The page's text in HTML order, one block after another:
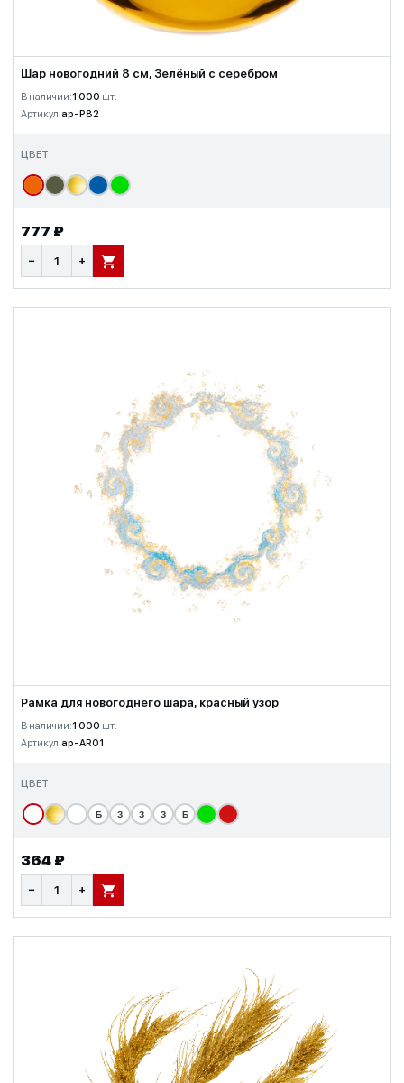
Шар новогодний 8 см, Зелёный с серебром
В наличии:1 000 шт.
Артикул:ap-P82
ЦВЕТ
777 ₽
− + В КОРЗИНУ
Рамка для новогоднего шара, красный узор
В наличии:1 000 шт.
Артикул:ap-AR01
ЦВЕТ
Б З З З Б
364 ₽
− + В КОРЗИНУ